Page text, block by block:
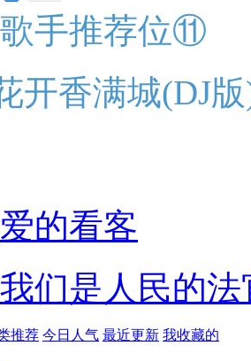
手推荐位⑪
开香满城(DJ
爱的看客
我们是人民的法
推荐 今日人气 最近更新 我收藏的